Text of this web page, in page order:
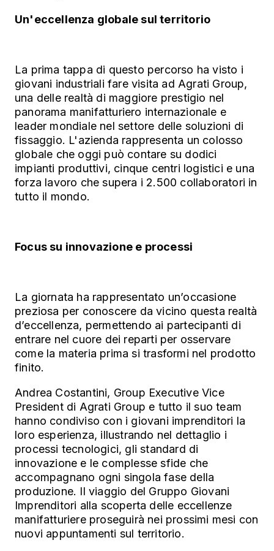
Un'eccellenza globale sul territorio
La prima tappa di questo percorso ha visto i
giovani industriali fare visita ad Agrati Group,
una delle realtà di maggiore prestigio nel
panorama manifatturiero internazionale e
leader mondiale nel settore delle soluzioni di
fissaggio. L'azienda rappresenta un colosso
globale che oggi può contare su dodici
impianti produttivi, cinque centri logistici e una
forza lavoro che supera i 2.500 collaboratori in
tutto il mondo.
Focus su innovazione e processi
La giornata ha rappresentato un’occasione
preziosa per conoscere da vicino questa realtà
d’eccellenza, permettendo ai partecipanti di
entrare nel cuore dei reparti per osservare
come la materia prima si trasformi nel prodotto
finito.
Andrea Costantini, Group Executive Vice
President di Agrati Group e tutto il suo team
hanno condiviso con i giovani imprenditori la
loro esperienza, illustrando nel dettaglio i
processi tecnologici, gli standard di
innovazione e le complesse sfide che
accompagnano ogni singola fase della
produzione. Il viaggio del Gruppo Giovani
Imprenditori alla scoperta delle eccellenze
manifatturiere proseguirà nei prossimi mesi con
nuovi appuntamenti sul territorio.